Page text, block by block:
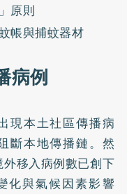
原則
帳與捕蚊器材
病例
現本土社區傳播病
斷本地傳播鏈。然
移入病例數已創下
化與氣候因素影響